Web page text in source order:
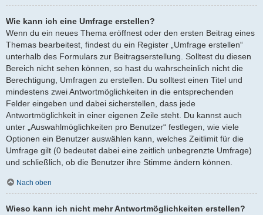
Wie kann ich eine Umfrage erstellen?
Wenn du ein neues Thema eröffnest oder den ersten Beitrag eines
Themas bearbeitest, findest du ein Register „Umfrage erstellen“
unterhalb des Formulars zur Beitragserstellung. Solltest du diesen
Bereich nicht sehen können, so hast du wahrscheinlich nicht die
Berechtigung, Umfragen zu erstellen. Du solltest einen Titel und
mindestens zwei Antwortmöglichkeiten in die entsprechenden
Felder eingeben und dabei sicherstellen, dass jede
Antwortmöglichkeit in einer eigenen Zeile steht. Du kannst auch
unter „Auswahlmöglichkeiten pro Benutzer“ festlegen, wie viele
Optionen ein Benutzer auswählen kann, welches Zeitlimit für die
Umfrage gilt (0 bedeutet dabei eine zeitlich unbegrenzte Umfrage)
und schließlich, ob die Benutzer ihre Stimme ändern können.
Nach oben
Wieso kann ich nicht mehr Antwortmöglichkeiten erstellen?